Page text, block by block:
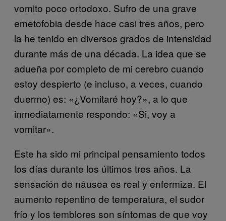
vomito poco ortodoxo. Sufro de una grave
emetofobia desde hace casi tres años, pero
la he tenido en diversos grados de intensidad
durante más de una década. La idea que se
adueña por completo de mi cerebro cuando
estoy despierto (e incluso, a veces, cuando
duermo) es: «¿Vomitaré hoy?», a lo que
inmediatamente respondo: «Si, voy a
vomitar».
Este ha sido mi principal pensamiento todos
los días durante los últimos tres años. La
sensación de náusea es real y enfermiza. El
aumento repentino de temperatura, el sudor
frío y los temblores son síntomas de que voy